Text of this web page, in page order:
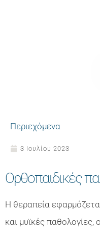
Περιεχόμενα
3 Ιουλίου 2023
Ορθοπαιδικές
Η θεραπεία
και μυϊκές παθολογίες,